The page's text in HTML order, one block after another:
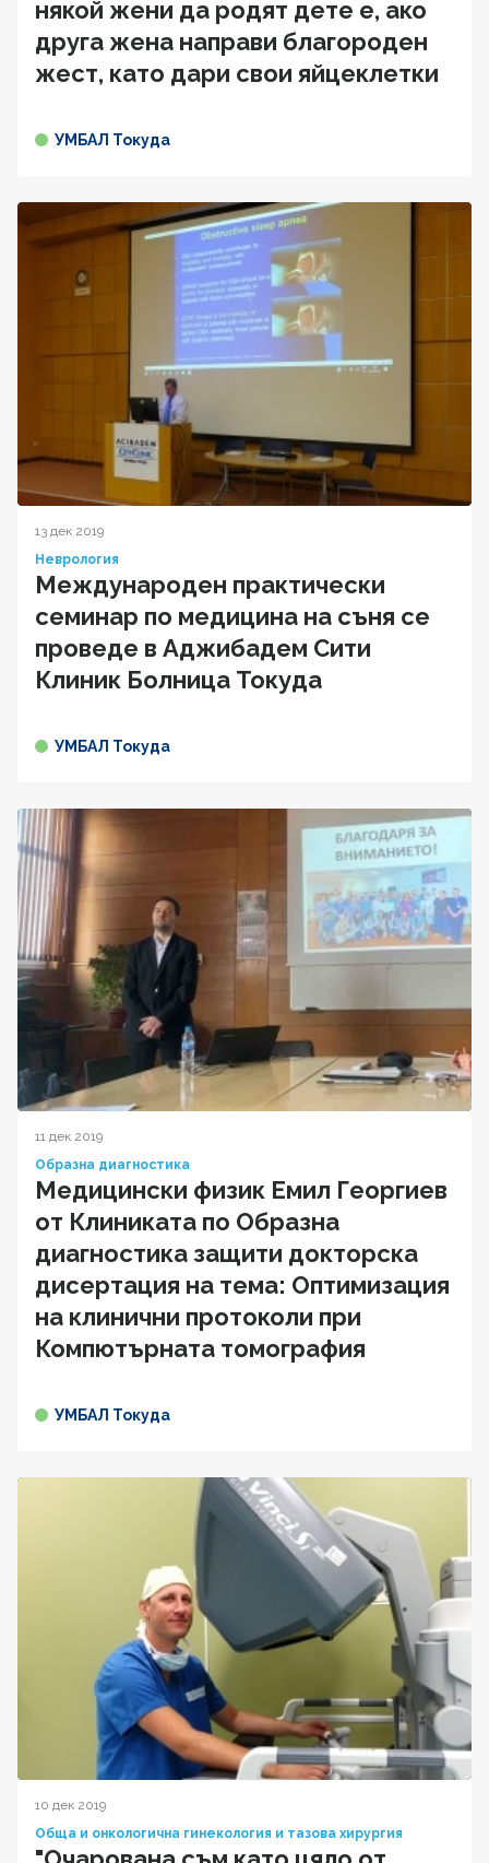
някой жени да родят дете е, ако
друга жена направи благороден
жест, като дари свои яйцеклетки
УМБАЛ Токуда
13 дек 2019
Неврология
Международен практически
семинар по медицина на съня се
проведе в Аджибадем Сити
Клиник Болница Токуда
УМБАЛ Токуда
11 дек 2019
Образна диагностика
Медицински физик Емил Георгиев
от Клиниката по Образна
диагностика защити докторска
дисертация на тема: Оптимизация
на клинични протоколи при
Компютърната томография
УМБАЛ Токуда
10 дек 2019
Обща и онкологична гинекология и тазова хирургия